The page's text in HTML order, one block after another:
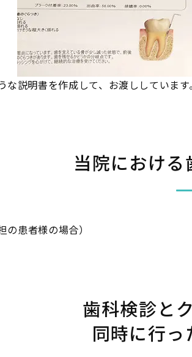
説明書を作成して、お渡ししています
当院における
の患者様の場合）
歯科検診と
同時に行っ